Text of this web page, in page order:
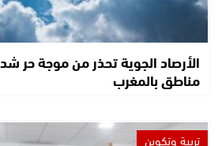
الأرصاد الجوية تحذر من موجة حر
مناطق بالمغرب
تربية وتكوين